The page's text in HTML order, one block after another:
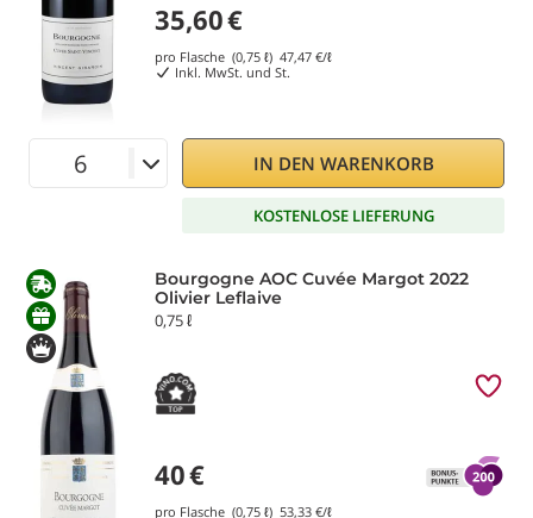
35,60€
pro Flasche (0,75 ℓ) 47,47 €/ℓ
Inkl. MwSt. und St.
IN DEN WARENKORB
KOSTENLOSE LIEFERUNG
Bourgogne AOC Cuvée Margot 2022
Olivier Leflaive
0,75 ℓ
40€
pro Flasche (0,75 ℓ) 53,33 €/ℓ